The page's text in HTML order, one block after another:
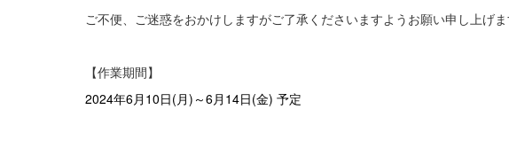
ご不便、ご迷惑をおかけしますがご了承くださいますようお願い申し上げ
【作業期間】
2024年6月10日(月)～6月14日(金) 予定